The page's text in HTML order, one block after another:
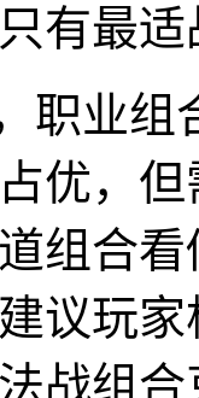
有最适
职业
优，
组合
议玩
战组